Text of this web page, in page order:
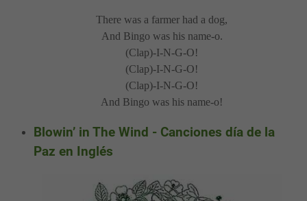
There was a farmer had a dog,
And Bingo was his name-o.
(Clap)-I-N-G-O!
(Clap)-I-N-G-O!
(Clap)-I-N-G-O!
And Bingo was his name-o!
Blowin’ in The Wind - Canciones día de la
Paz en Inglés